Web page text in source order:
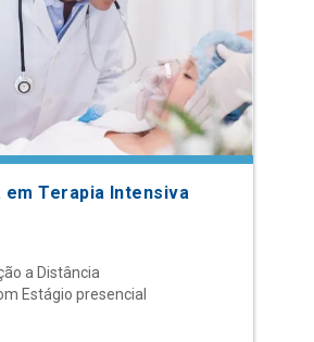
em Terapia Intensiva
a Distância
Estágio presencial